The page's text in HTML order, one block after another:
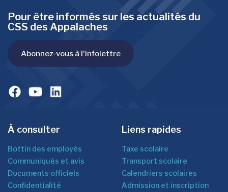
Pour être informés sur les actualités du
CSS des Appalaches
Abonnez-vous à l'infolettre
À consulter
Bottin des employés
Communiqués et avis
Documents officiels
Confidentialité
Liens rapides
Taxe scolaire
Transport scolaire
Calendriers scolaires
Admission et inscription